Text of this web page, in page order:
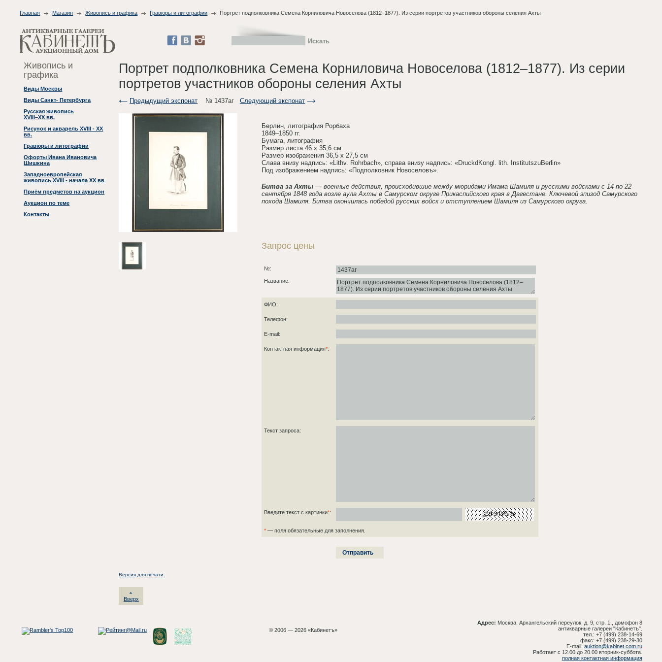
Главная Магазин Живопись и графика Гравюры и литографии Портрет подполковника Семена Корниловича Новоселова (1812–1877). Из серии портретов участников обороны селения Ахты
Живопись и
графика
Виды Москвы
Виды Санкт- Петербурга
Русская живопись
XVIII–XX вв.
Рисунок и акварель XVIII - XX
вв.
Гравюры и литографии
Офорты Ивана Ивановича
Шишкина
Западноевропейская
живопись XVIII - начала XX вв
Приём предметов на аукцион
Аукцион по теме
Контакты
Портрет подполковника Семена Корниловича Новоселова (1812–1877). Из серии
портретов участников обороны селения Ахты
Предыдущий экспонат № 1437агСледующий экспонат
Берлин, литография Рорбаха
1849–1850 гг.
Бумага, литография
Размер листа 46 х 35,6 см
Размер изображения 36,5 х 27,5 см
Слава внизу надпись: «Lithv. Rohrbach», справа внизу надпись: «DruckdKongl. lith. InstitutszuBerlin»
Под изображением надпись: «Подполковник Новоселовъ».
Битва за Ахты— военные действия, происходившие между мюридами Имама Шамиля и русскими войсками с 14 по 22
сентября 1848 года возле аула Ахты в Самурском округе Прикаспийского края в Дагестане. Ключевой эпизод Самурского
похода Шамиля. Битва окончилась победой русских войск и отступлением Шамиля из Самурского округа.
Запрос цены
№:
Название:
ФИО:
Телефон:
E-mail:
Контактная информация*:
Текст запроса:
Введите текст с картинки*:
* — поля обязательные для заполнения.
Версия для печати.
Вверх
Адрес: Москва, Архангельский переулок, д. 9, стр. 1., домофон 8
антикварные галереи "Кабинетъ".
тел.: +7 (499) 238-14-69
факс: +7 (499) 238-29-30
E-mail: auktion@kabinet.com.ru
Работает с 12.00 до 20.00 вторник-суббота.
полная контактная информация
© 2006 — 2026 «Кабинетъ»